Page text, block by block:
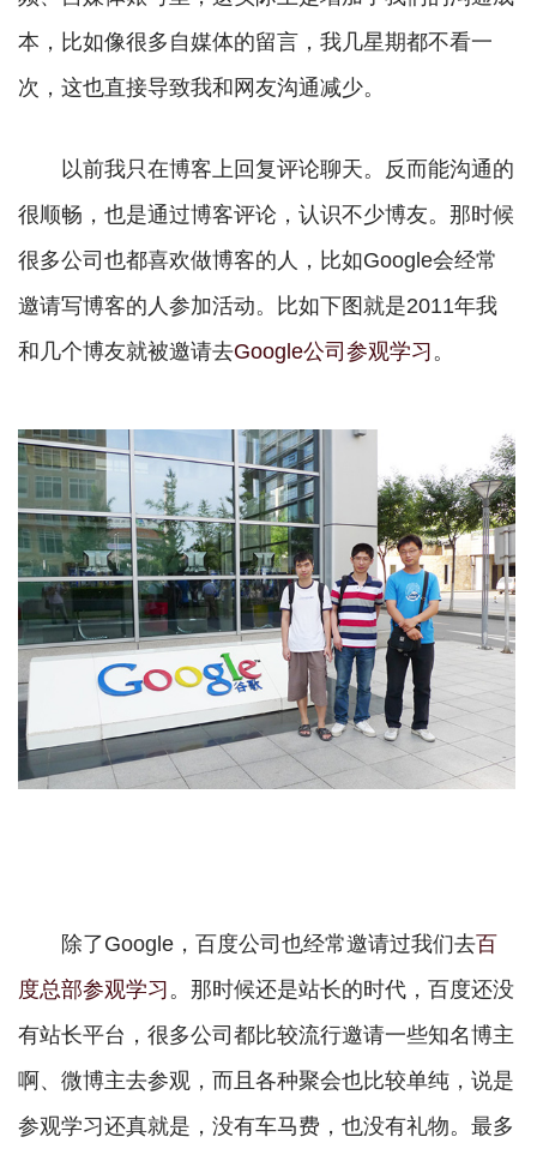
本，比如像很多自媒体的留言，我几星期都不看一
次，这也直接导致我和网友沟通减少。
以前我只在博客上回复评论聊天。反而能沟通的
很顺畅，也是通过博客评论，认识不少博友。那时候
很多公司也都喜欢做博客的人，比如Google会经常
邀请写博客的人参加活动。比如下图就是2011年我
和几个博友就被邀请去Google公司参观学习 。
除了Google，百度公司也经常邀请过我们去百
度总部参观学习 。那时候还是站长的时代，百度还没
有站长平台，很多公司都比较流行邀请一些知名博主
啊、微博主去参观，而且各种聚会也比较单纯，说是
参观学习还真就是，没有车马费，也没有礼物。最多